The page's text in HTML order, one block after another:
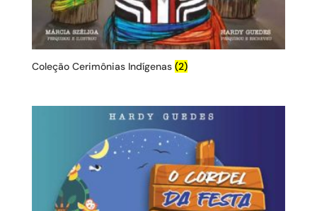
Coleção Cerimônias Indígenas (2)